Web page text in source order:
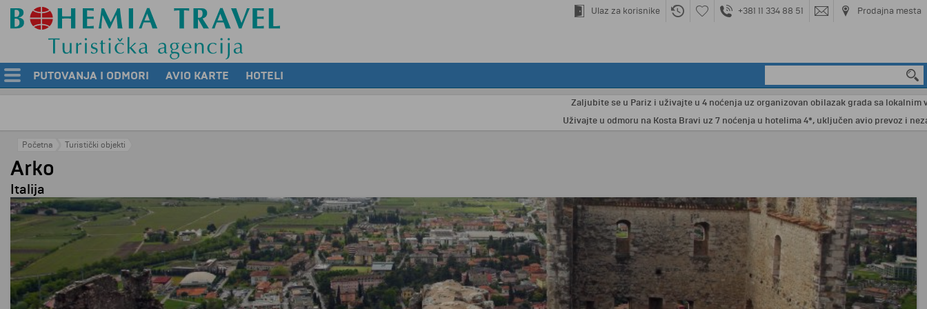
Ulaz za korisnike +381 11 334 88 51 Prodajna mesta
PUTOVANJA I ODMORI AVIO KARTE HOTELI
Zaljubite se u Pariz i uživajte u 4 noćenja uz organizovan obilazak grada sa lokalnim
Uživajte u odmoru na Kosta Bravi uz 7 noćenja u hotelima 4*, uključen avio prevoz i
Početna Turistički objekti
Arko
Italija